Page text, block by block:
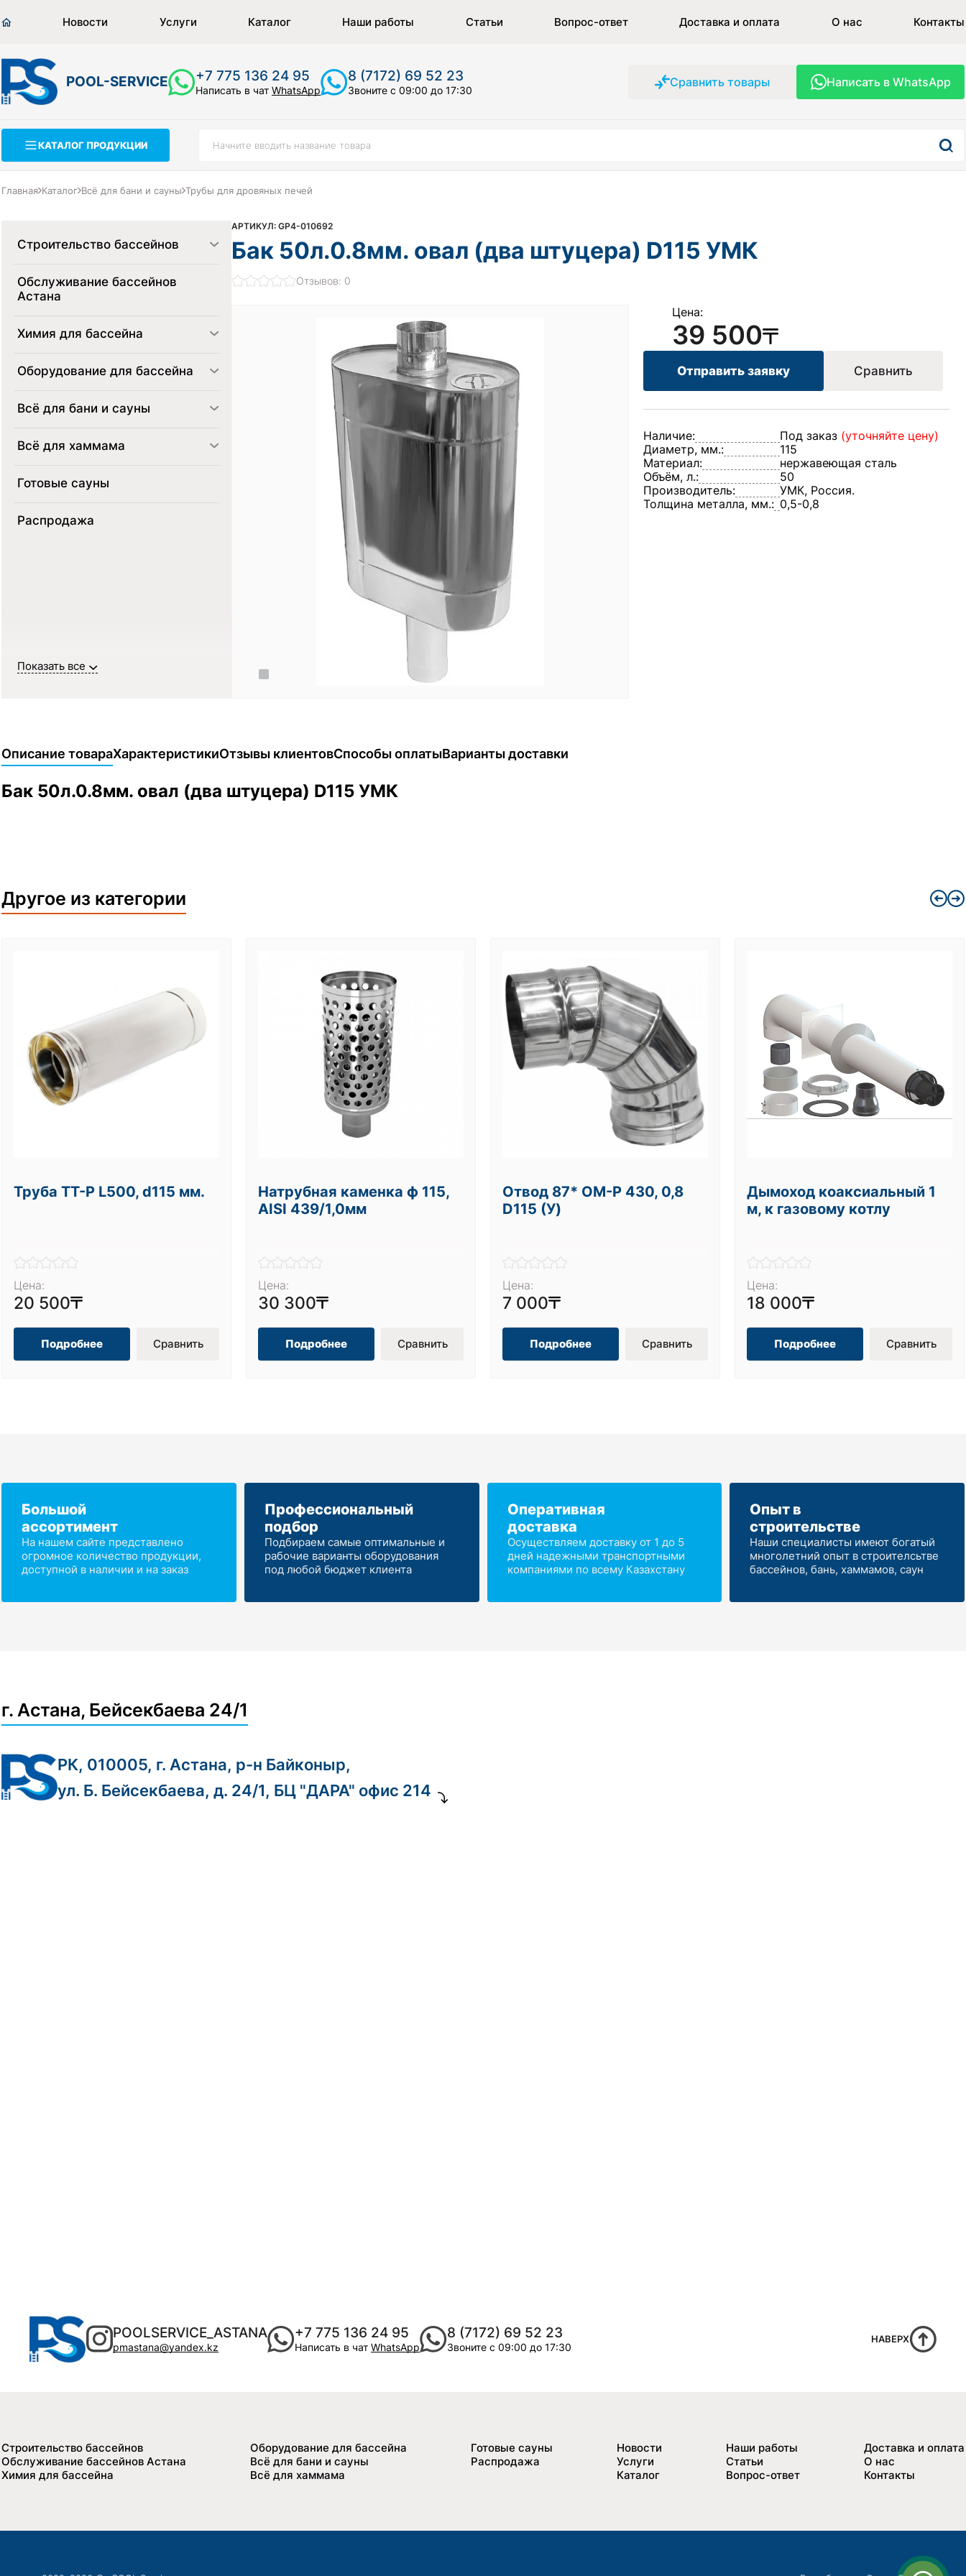
Новости Услуги Каталог Наши работы Статьи Вопрос-ответ Доставка и оплата О нас Контакты
POOL-SERVICE +7 775 136 24 95
Написать в чат WhatsApp
8 (7172) 69 52 23
Звоните с 09:00 до 17:30
Сравнить товары Написать в WhatsApp
КАТАЛОГ ПРОДУКЦИИ
Главная Каталог Всё для бани и сауны Трубы для дровяных печей
Показать все
Строительство бассейнов
Обслуживание бассейнов
Астана
Химия для бассейна
Оборудование для бассейна
Всё для бани и сауны
Всё для хаммама
Готовые сауны
Распродажа
АРТИКУЛ: GP4-010692
Бак 50л.0.8мм. овал (два штуцера) D115 УМК
Отзывов: 0
Цена:
39 500
Отправить заявку Сравнить
Наличие: Под заказ (уточняйте цену)
Диаметр, мм.:
115
Материал:
нержавеющая сталь
Объём, л.:
50
Производитель:
УМК, Россия.
Толщина металла, мм.: 0,5-0,8
Описание товараХарактеристикиОтзывы клиентовСпособы оплатыВарианты доставки
Бак 50л.0.8мм. овал (два штуцера) D115 УМК
Другое из категории
Труба ТТ-Р L500, d115 мм.
Цена:
20 500
Подробнее Сравнить
Натрубная каменка ф 115,
AISI 439/1,0мм
Цена:
30 300
Подробнее Сравнить
Отвод 87* ОМ-Р 430, 0,8
D115 (У)
Цена:
7 000
Подробнее Сравнить
Дымоход коаксиальный 1
м, к газовому котлу
Цена:
18 000
Подробнее Сравнить
Большой
ассортимент
На нашем сайте представлено
огромное количество продукции,
доступной в наличии и на заказ
Профессиональный
подбор
Подбираем самые оптимальные и
рабочие варианты оборудования
под любой бюджет клиента
Оперативная
доставка
Осуществляем доставку от 1 до 5
дней надежными транспортными
компаниями по всему Казахстану
Опыт в
строительстве
Наши специалисты имеют богатый
многолетний опыт в строителсьтве
бассейнов, бань, хаммамов, саун
г. Астана, Бейсекбаева 24/1
РК, 010005, г. Астана, р-н Байконыр,
ул. Б. Бейсекбаева, д. 24/1, БЦ "ДАРА" офис 214
POOLSERVICE_ASTANA
pmastana@yandex.kz
+7 775 136 24 95
Написать в чат WhatsApp
8 (7172) 69 52 23
Звоните с 09:00 до 17:30
НАВЕРХ
Строительство бассейнов
Обслуживание бассейнов Астана
Химия для бассейна
Оборудование для бассейна
Всё для бани и сауны
Всё для хаммама
Готовые сауны
Распродажа
Новости
Услуги
Каталог
Наши работы
Статьи
Вопрос-ответ
Доставка и оплата
О нас
Контакты